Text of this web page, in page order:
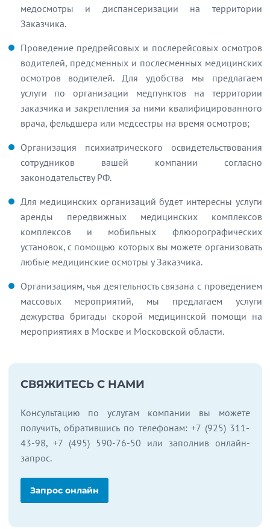
медосмотры и диспансеризации на территории
Заказчика.
Проведение предрейсовых и послерейсовых осмотров
водителей, предсменных и послесменных медицинских
осмотров водителей. Для удобства мы предлагаем
услуги по организации медпунктов на территории
заказчика и закрепления за ними квалифицированного
врача, фельдшера или медсестры на время осмотров;
Организация психиатрического освидетельствования
сотрудников вашей компании согласно
законодательству РФ.
Для медицинских организаций будет интересны услуги
аренды передвижных медицинских комплексов
комплексов и мобильных флюорографических
установок, с помощью которых вы можете организовать
любые медицинские осмотры у Заказчика.
Организациям, чья деятельность связана с проведением
массовых мероприятий, мы предлагаем услуги
дежурства бригады скорой медицинской помощи на
мероприятиях в Москве и Московской области.
СВЯЖИТЕСЬ С НАМИ
Консультацию по услугам компании вы можете
получить, обратившись по телефонам: +7 (925) 311-
43-98, +7 (495) 590-76-50 или заполнив онлайн-
запрос.
Запрос онлайн